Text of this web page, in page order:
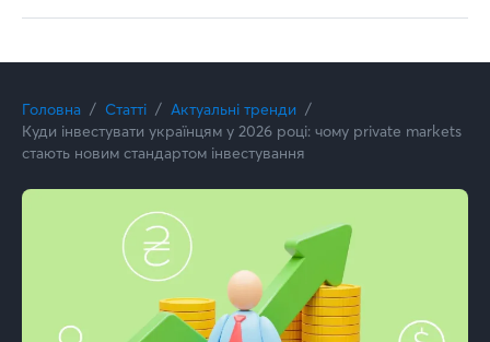
Головна Статті
Актуальні тренди
Куди інвестувати українцям у 2026 році: чому private markets
стають новим стандартом інвестування